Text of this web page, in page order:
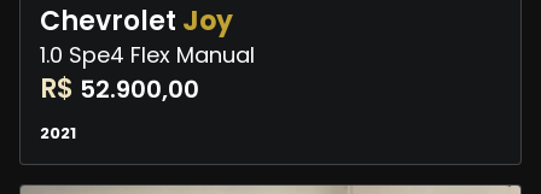
Chevrolet Joy
1.0 Spe4 Flex Manual
R$ 52.900,00
2021